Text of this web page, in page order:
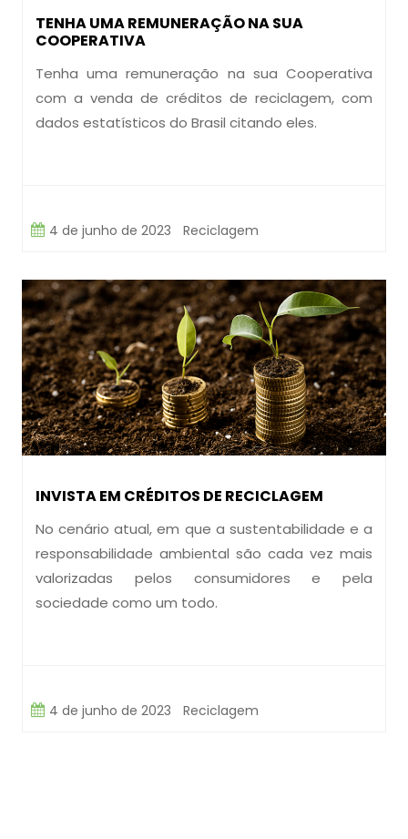
TENHA UMA REMUNERAÇÃO NA SUA
COOPERATIVA
Tenha uma remuneração na sua Cooperativa
com a venda de créditos de reciclagem, com
dados estatísticos do Brasil citando eles.
4 de junho de 2023 Reciclagem
INVISTA EM CRÉDITOS DE RECICLAGEM
No cenário atual, em que a sustentabilidade e a
responsabilidade ambiental são cada vez mais
valorizadas pelos consumidores e pela
sociedade como um todo.
4 de junho de 2023 Reciclagem